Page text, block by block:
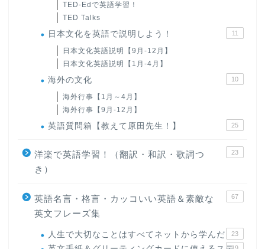
TED-Edで英語学習！
TED Talks
日本文化を英語で説明しよう！ 11
日本文化英語説明【9月-12月】
日本文化英語説明【1月-4月】
海外の文化 10
海外行事【1月～4月】
海外行事【9月-12月】
英語質問箱【教えて原田先生！】 25
洋楽で英語学習！（翻訳・和訳・歌詞つ
き）
23
英語名言・格言・カッコいい英語＆素敵な
英文フレーズ集
67
人生で大切なことはすべてネットから学んだ 23